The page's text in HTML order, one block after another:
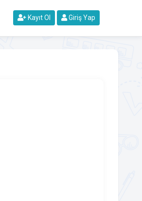
Kayıt Ol Giriş Yap